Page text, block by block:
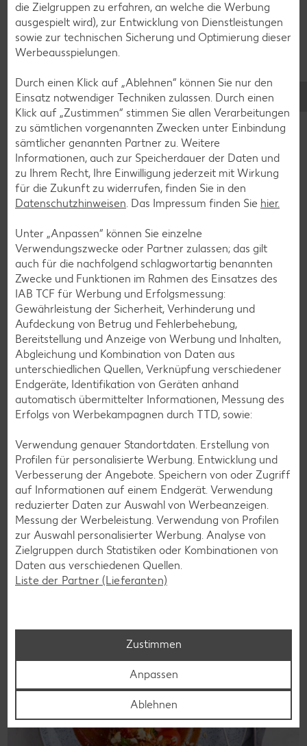
Glutenfreie Rezepte
Wer auf Gluten verzichtet, muss nicht automatisch auf
Vielfalt und Geschmack verzichten. Ob süß oder herzhaft –
mit unseren glutenfreien Rezepten zauberst du dir Gerichte,
die nicht nur verträglich, sondern auch richtig lecker sind.
Laktosefreie Rezepte
Laktoseintoleranz muss dich kulinarisch nicht ausbremsen,
denn es geht auch ohne. Unsere laktosefreien Rezepte
bringen Vielfalt auf den Tisch – für große und kleine
Genießer, für die Lunchbox oder das Abendessen.
Rezepte entdecken
die Zielgruppen zu erfahren, an welche die Werbung
ausgespielt wird), zur Entwicklung von Dienstleistungen
sowie zur technischen Sicherung und Optimierung dieser
Werbeausspielungen.
Durch einen Klick auf „Ablehnen“ können Sie nur den
Einsatz notwendiger Techniken zulassen. Durch einen
Klick auf „Zustimmen“ stimmen Sie allen Verarbeitungen
zu sämtlichen vorgenannten Zwecken unter Einbindung
sämtlicher genannten Partner zu. Weitere
Informationen, auch zur Speicherdauer der Daten und
zu Ihrem Recht, Ihre Einwilligung jederzeit mit Wirkung
für die Zukunft zu widerrufen, finden Sie in den
Datenschutzhinweisen. Das Impressum finden Sie hier.
Unter „Anpassen“ können Sie einzelne
Verwendungszwecke oder Partner zulassen; das gilt
auch für die nachfolgend schlagwortartig benannten
Zwecke und Funktionen im Rahmen des Einsatzes des
IAB TCF für Werbung und Erfolgsmessung:
Gewährleistung der Sicherheit, Verhinderung und
Aufdeckung von Betrug und Fehlerbehebung,
Bereitstellung und Anzeige von Werbung und Inhalten,
Abgleichung und Kombination von Daten aus
unterschiedlichen Quellen, Verknüpfung verschiedener
Endgeräte, Identifikation von Geräten anhand
automatisch übermittelter Informationen, Messung des
Erfolgs von Werbekampagnen durch TTD, sowie:
Verwendung genauer Standortdaten. Erstellung von
Profilen für personalisierte Werbung. Entwicklung und
Verbesserung der Angebote. Speichern von oder Zugriff
auf Informationen auf einem Endgerät. Verwendung
reduzierter Daten zur Auswahl von Werbeanzeigen.
Messung der Werbeleistung. Verwendung von Profilen
zur Auswahl personalisierter Werbung. Analyse von
Zielgruppen durch Statistiken oder Kombinationen von
Daten aus verschiedenen Quellen.
Liste der Partner (Lieferanten)
Zustimmen
Anpassen
Ablehnen